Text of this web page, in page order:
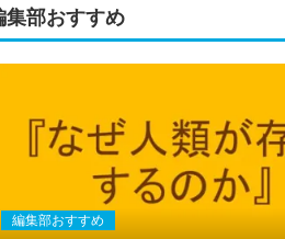
集部おすすめ
編集部おすすめ